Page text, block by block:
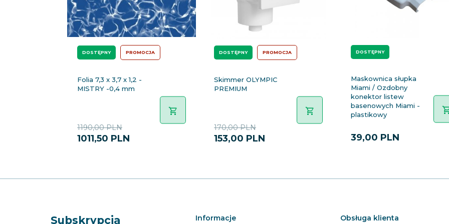
DOSTĘPNY PROMOCJA
Folia 7,3 x 3,7 x 1,2 -
MISTRY -0,4 mm
1011,50 PLN
1190,00 PLN
DOSTĘPNY PROMOCJA
Skimmer OLYMPIC
PREMIUM
153,00 PLN
170,00 PLN
DOSTĘPNY
Maskownica słupka
Miami / Ozdobny
konektor listew
basenowych Miami -
plastikowy
39,00 PLN
Subskrypcja Informacje Obsługa klienta